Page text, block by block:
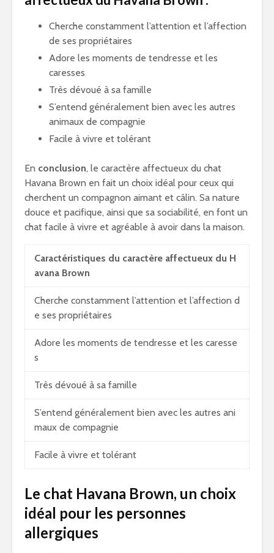
Cherche constamment l’attention et l’affection
de ses propriétaires
Adore les moments de tendresse et les
caresses
Très dévoué à sa famille
S’entend généralement bien avec les autres
animaux de compagnie
Facile à vivre et tolérant
En conclusion, le caractère affectueux du chat
Havana Brown en fait un choix idéal pour ceux qui
cherchent un compagnon aimant et câlin. Sa nature
douce et pacifique, ainsi que sa sociabilité, en font un
chat facile à vivre et agréable à avoir dans la maison.
Caractéristiques du caractère affectueux du H
avana Brown
Cherche constamment l’attention et l’affection d
e ses propriétaires
Adore les moments de tendresse et les caresse
s
Très dévoué à sa famille
S’entend généralement bien avec les autres ani
maux de compagnie
Facile à vivre et tolérant
Le chat Havana Brown, un choix
idéal pour les personnes
allergiques